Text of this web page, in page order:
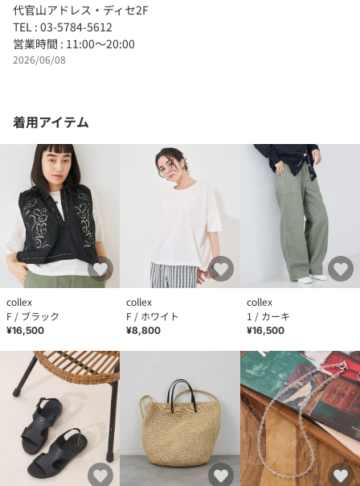
代官山アドレス・ディセ2F
TEL : 03-5784-5612
営業時間 : 11:00～20:00
2026/06/08
着用アイテム
collex
F / ブラック
¥16,500
collex
F / ホワイト
¥8,800
collex
1 / カーキ
¥16,500